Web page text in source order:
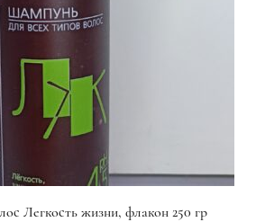
Легкость жизни, флакон 250 гр